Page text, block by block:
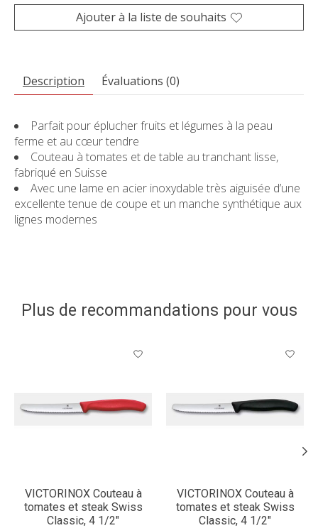
Ajouter à la liste de souhaits
Description Évaluations (0)
Parfait pour éplucher fruits et légumes à la peau
ferme et au cœur tendre
Couteau à tomates et de table au tranchant lisse,
fabriqué en Suisse
Avec une lame en acier inoxydable très aiguisée d’une
excellente tenue de coupe et un manche synthétique aux
lignes modernes
Plus de recommandations pour vous
Articles du carrousel de produits
VICTORINOX Couteau à
tomates et steak Swiss
Classic, 4 1/2"
VICTORINOX Couteau à
tomates et steak Swiss
Classic, 4 1/2"